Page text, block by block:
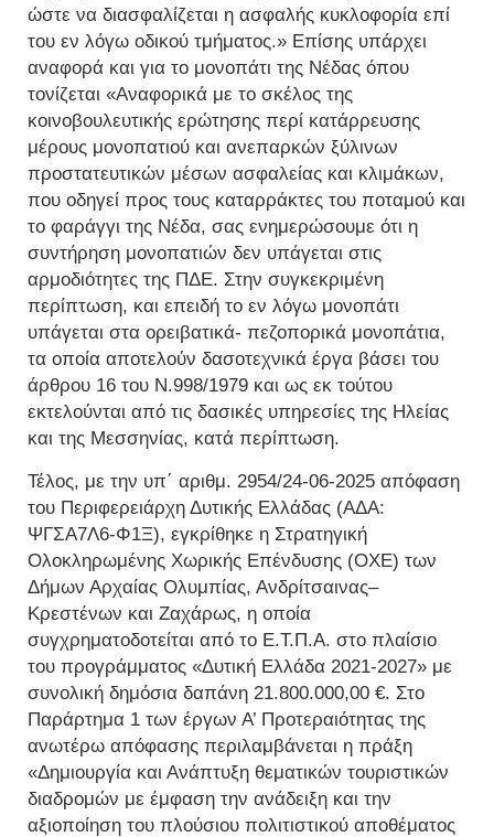
ώστε να διασφαλίζεται η ασφαλής κυκλοφορία επί
του εν λόγω οδικού τμήματος.» Επίσης υπάρχει
αναφορά και για το μονοπάτι της Νέδας όπου
τονίζεται «Αναφορικά με το σκέλος της
κοινοβουλευτικής ερώτησης περί κατάρρευσης
μέρους μονοπατιού και ανεπαρκών ξύλινων
προστατευτικών μέσων ασφαλείας και κλιμάκων,
που οδηγεί προς τους καταρράκτες του ποταμού και
το φαράγγι της Νέδα, σας ενημερώσουμε ότι η
συντήρηση μονοπατιών δεν υπάγεται στις
αρμοδιότητες της ΠΔΕ. Στην συγκεκριμένη
περίπτωση, και επειδή το εν λόγω μονοπάτι
υπάγεται στα ορειβατικά- πεζοπορικά μονοπάτια,
τα οποία αποτελούν δασοτεχνικά έργα βάσει του
άρθρου 16 του Ν.998/1979 και ως εκ τούτου
εκτελούνται από τις δασικές υπηρεσίες της Ηλείας
και της Μεσσηνίας, κατά περίπτωση.
Τέλος, με την υπ΄ αριθμ. 2954/24-06-2025 απόφαση
του Περιφερειάρχη Δυτικής Ελλάδας (ΑΔΑ:
ΨΓΣΑ7Λ6-Φ1Ξ), εγκρίθηκε η Στρατηγική
Ολοκληρωμένης Χωρικής Επένδυσης (ΟΧΕ) των
Δήμων Αρχαίας Ολυμπίας, Ανδρίτσαινας–
Κρεστένων και Ζαχάρως, η οποία
συγχρηματοδοτείται από το Ε.Τ.Π.Α. στο πλαίσιο
του προγράμματος «Δυτική Ελλάδα 2021-2027» με
συνολική δημόσια δαπάνη 21.800.000,00 €. Στο
Παράρτημα 1 των έργων Α’ Προτεραιότητας της
ανωτέρω απόφασης περιλαμβάνεται η πράξη
«Δημιουργία και Ανάπτυξη θεματικών τουριστικών
διαδρομών με έμφαση την ανάδειξη και την
αξιοποίηση του πλούσιου πολιτιστικού αποθέματος